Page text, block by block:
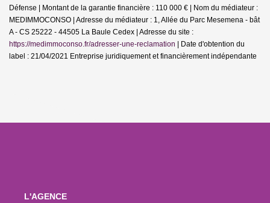
Défense | Montant de la garantie financière : 110 000 € | Nom du médiateur :
MEDIMMOCONSO | Adresse du médiateur : 1, Allée du Parc Mesemena - bât
A - CS 25222 - 44505 La Baule Cedex | Adresse du site :
https://medimmoconso.fr/adresser-une-reclamation | Date d'obtention du
label : 21/04/2021 Entreprise juridiquement et financièrement indépendante
L'AGENCE